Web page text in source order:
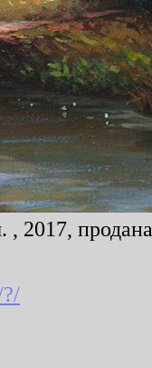
, 2017, продана